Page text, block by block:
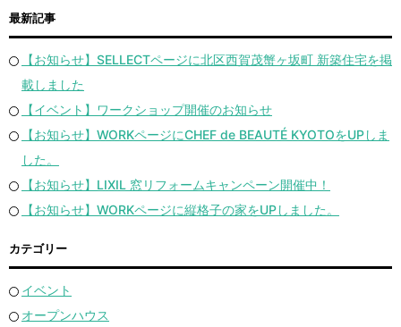
最新記事
【お知らせ】SELLECTページに北区西賀茂蟹ヶ坂町 新築住宅を掲
載しました
【イベント】ワークショップ開催のお知らせ
【お知らせ】WORKページにCHEF de BEAUTÉ KYOTOをUPしま
した。
【お知らせ】LIXIL 窓リフォームキャンペーン開催中！
【お知らせ】WORKページに縦格子の家をUPしました。
カテゴリー
イベント
オープンハウス